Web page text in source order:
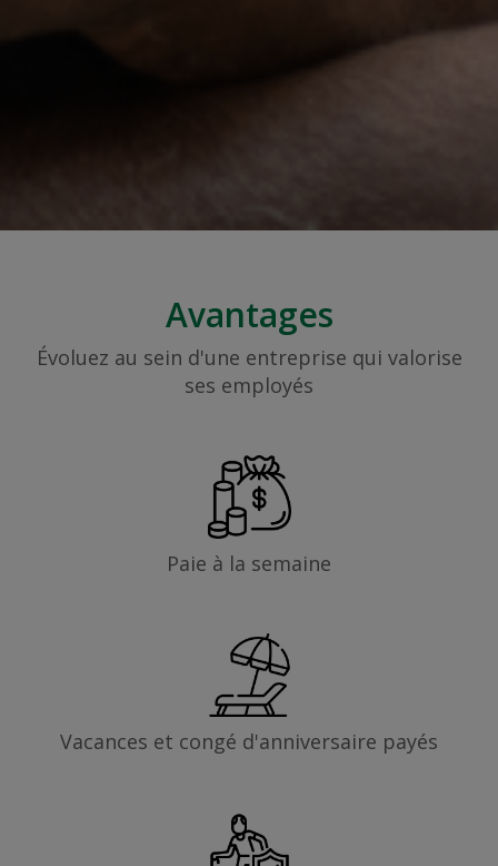
Avantages
Évoluez au sein d'une entreprise qui valorise
ses employés
Paie à la semaine
Vacances et congé d'anniversaire payés